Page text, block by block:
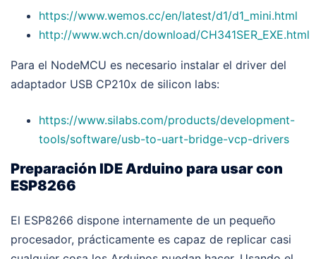
https://www.wemos.cc/en/latest/d1/d1_mini.html
http://www.wch.cn/download/CH341SER_EXE.html
Para el NodeMCU es necesario instalar el driver del
adaptador USB CP210x de silicon labs:
https://www.silabs.com/products/development-
tools/software/usb-to-uart-bridge-vcp-drivers
Preparación IDE Arduino para usar con
ESP8266
El ESP8266 dispone internamente de un pequeño
procesador, prácticamente es capaz de replicar casi